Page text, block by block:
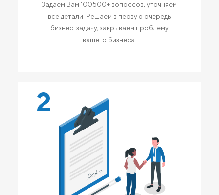
Задаем Вам 100500+ вопросов, уточняем
все детали. Решаем в первую очередь
бизнес-задачу, закрываем проблему
вашего бизнеса.
2